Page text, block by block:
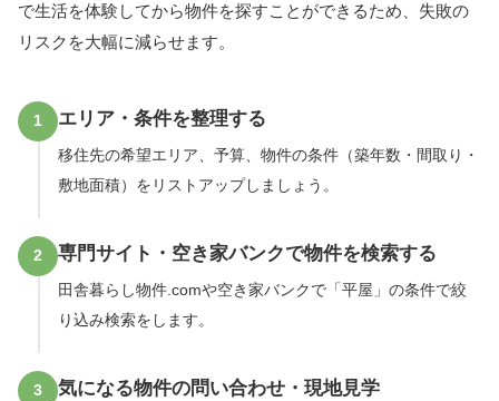
で生活を体験してから物件を探すことができるため、失敗の
リスクを大幅に減らせます。
1 エリア・条件を整理する
移住先の希望エリア、予算、物件の条件（築年数・間取り・
敷地面積）をリストアップしましょう。
2 専門サイト・空き家バンクで物件を検索する
田舎暮らし物件.comや空き家バンクで「平屋」の条件で絞
り込み検索をします。
3 気になる物件の問い合わせ・現地見学